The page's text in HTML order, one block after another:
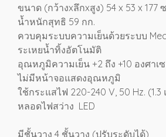
ขนาด (กว้างxลึกxสูง) 54 x 53 x 177
น้ำหนักสุทธิ 59 กก.
ควบคุมระบบความเย็นด้วยระบบ
ระเหยน้ำทิ้งอัตโนมัติ
อุณหภูมิความเย็น +2 ถึง +10 องศาเ
ไม่มีหน้าจอแสดงอุณหภูมิ
ใช้กระแสไฟ 220-240 V, 50 Hz.
หลอดไฟสว่าง LED
มีชั้นวาง 4 ชั้นวาง (ปรับระดับได้)